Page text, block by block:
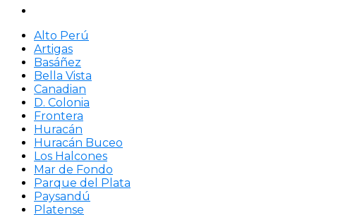
Alto Perú
Artigas
Basáñez
Bella Vista
Canadian
D. Colonia
Frontera
Huracán
Huracán Buceo
Los Halcones
Mar de Fondo
Parque del Plata
Paysandú
Platense